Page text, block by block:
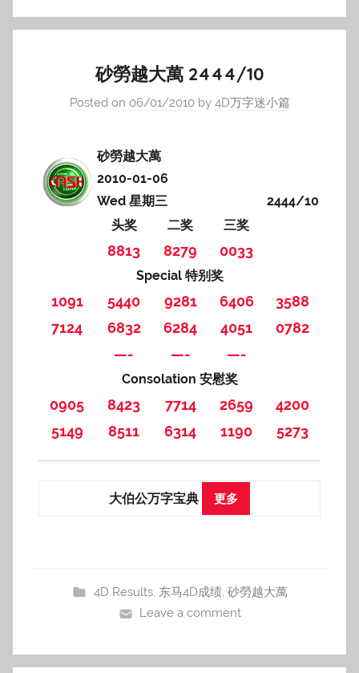
砂勞越大萬 2444/10
Posted on 06/01/2010by 4D万字迷小篇
砂勞越大萬
2010-01-06
Wed 星期三
2444/10
头奖
二奖 三奖
8813 8279 0033
Special 特别奖
1091 5440 9281 6406
3588
7124
6832 6284 4051
0782
—-
—- —-
Consolation 安慰奖
0905 8423 7714 2659
4200
5149
8511 6314 1190 5273
大伯公万字宝典 更多
4D Results, 东马4D成绩, 砂勞越大萬
Leave a comment